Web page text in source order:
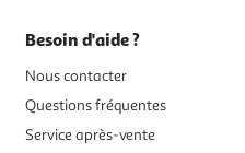
Besoin d'aide ?
Nous contacter
Questions fréquentes
Service après-vente